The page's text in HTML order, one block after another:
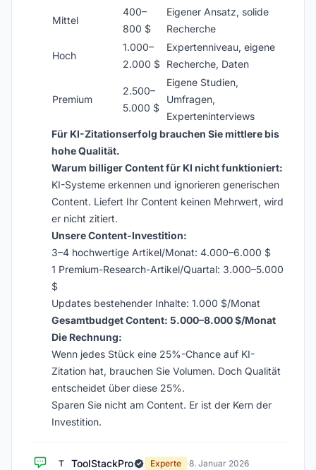
Mittel
400–
800 $
Eigener Ansatz, solide
Recherche
Hoch
1.000–
2.000 $
Expertenniveau, eigene
Recherche, Daten
Premium
2.500–
5.000 $
Eigene Studien,
Umfragen,
Experteninterviews
Für KI-Zitationserfolg brauchen Sie mittlere bis
hohe Qualität.
Warum billiger Content für KI nicht funktioniert:
KI-Systeme erkennen und ignorieren generischen
Content. Liefert Ihr Content keinen Mehrwert, wird
er nicht zitiert.
Unsere Content-Investition:
3–4 hochwertige Artikel/Monat: 4.000–6.000 $
1 Premium-Research-Artikel/Quartal: 3.000–5.000
$
Updates bestehender Inhalte: 1.000 $/Monat
Gesamtbudget Content: 5.000–8.000 $/Monat
Die Rechnung:
Wenn jedes Stück eine 25%-Chance auf KI-
Zitation hat, brauchen Sie Volumen. Doch Qualität
entscheidet über diese 25%.
Sparen Sie nicht am Content. Er ist der Kern der
Investition.
T ToolStackPro Experte ·8. Januar 2026